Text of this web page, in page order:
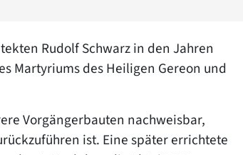
Rudolf Schwarz in den Jahren
Martyriums des Heiligen Gereon und
Vorgängerbauten nachweisbar,
ist. Eine später errichtete